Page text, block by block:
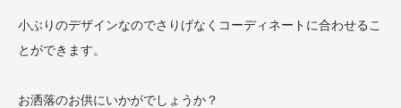
小ぶりのデザインなのでさりげなくコーディネートに合わせるこ
とができます。
お洒落のお供にいかがでしょうか？